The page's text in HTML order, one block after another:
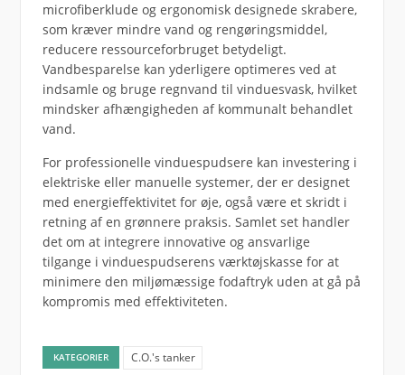
microfiberklude og ergonomisk designede skrabere,
som kræver mindre vand og rengøringsmiddel,
reducere ressourceforbruget betydeligt.
Vandbesparelse kan yderligere optimeres ved at
indsamle og bruge regnvand til vinduesvask, hvilket
mindsker afhængigheden af kommunalt behandlet
vand.
For professionelle vinduespudsere kan investering i
elektriske eller manuelle systemer, der er designet
med energieffektivitet for øje, også være et skridt i
retning af en grønnere praksis. Samlet set handler
det om at integrere innovative og ansvarlige
tilgange i vinduespudserens værktøjskasse for at
minimere den miljømæssige fodaftryk uden at gå på
kompromis med effektiviteten.
KATEGORIER C.O.'s tanker